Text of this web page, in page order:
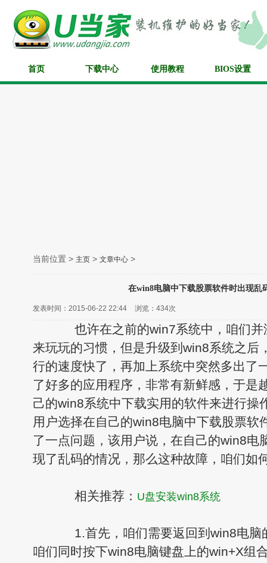
首页 下载中心 使用教程 BIOS设置
当前位置 > 主页 > 文章中心 >
在win8电脑中下载股票软件时出现乱
发表时间：2015-06-22 22:44 浏览： 434次
也许在之前的win7系统中，咱们并
来玩玩的习惯，但是升级到win8系统之后
行的速度快了，再加上系统中突然多出了
了好多的应用程序，非常有新鲜感，于是
己的win8系统中下载实用的软件来进行操
用户选择在自己的win8电脑中下载股票软
了一点问题，该用户说，在自己的win8电
现了乱码的情况，那么这种故障，咱们如
相关推荐： U盘安装win8系统
1.首先，咱们需要返回到win8电脑
咱们同时按下win8电脑键盘上的win+X组